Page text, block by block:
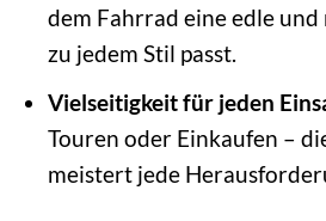
dem Fahrrad eine edle
zu jedem Stil passt.
Vielseitigkeit für jeden
Touren oder Einkaufen –
meistert jede